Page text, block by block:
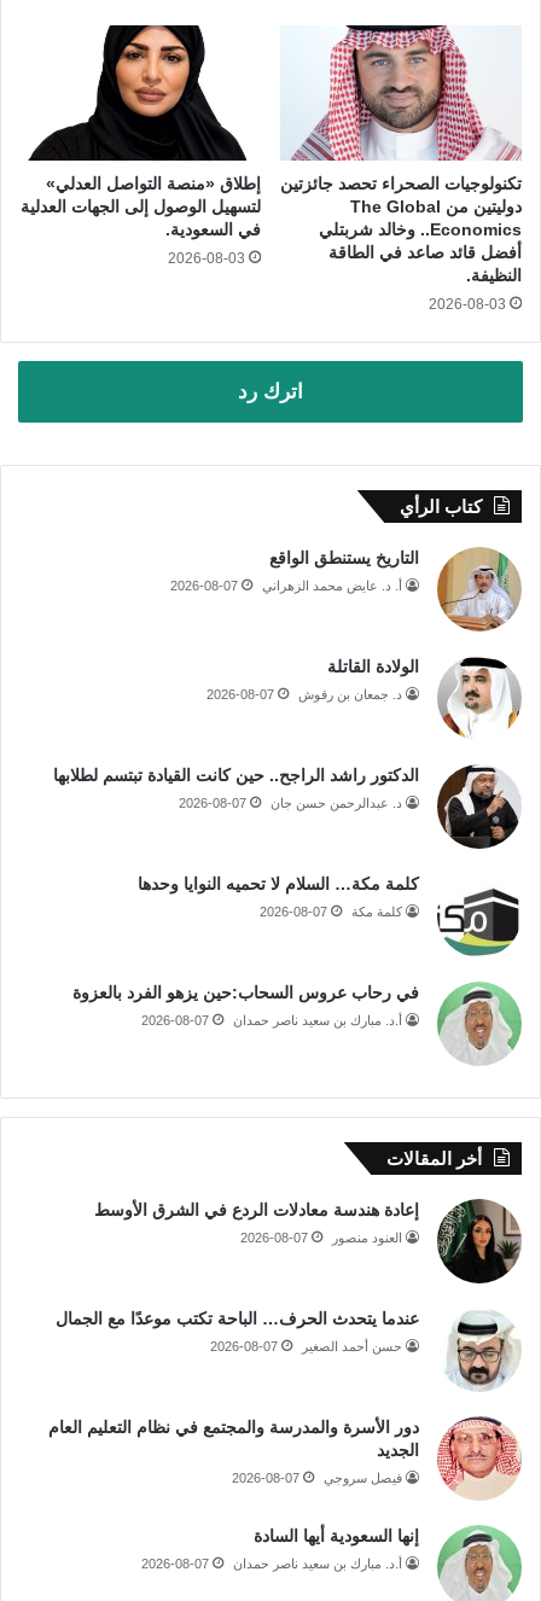
تكنولوجيات الصحراء تحصد جائزتين
دوليتين من The Global
Economics.. وخالد شربتلي
أفضل قائد صاعد في الطاقة
النظيفة.
2026-08-03
إطلاق «منصة التواصل العدلي»
لتسهيل الوصول إلى الجهات العدلية
في السعودية.
2026-08-03
اترك رد
كتاب الرأي
التاريخ يستنطق الواقع
أ. د. عايض محمد الزهراني 2026-08-07
الولادة القاتلة
د. جمعان بن رقوش 2026-08-07
الدكتور راشد الراجح.. حين كانت القيادة تبتسم لطلابها
د. عبدالرحمن حسن جان 2026-08-07
كلمة مكة… السلام لا تحميه النوايا وحدها
كلمة مكة 2026-08-07
في رحاب عروس السحاب:حين يزهو الفرد بالعزوة
أ.د. مبارك بن سعيد ناصر حمدان 2026-08-07
أخر المقالات
إعادة هندسة معادلات الردع في الشرق الأوسط
العنود منصور 2026-08-07
عندما يتحدث الحرف… الباحة تكتب موعدًا مع الجمال
حسن أحمد الصغير 2026-08-07
دور الأسرة والمدرسة والمجتمع في نظام التعليم العام
الجديد
فيصل سروجي 2026-08-07
إنها السعودية أيها السادة
أ.د. مبارك بن سعيد ناصر حمدان 2026-08-07